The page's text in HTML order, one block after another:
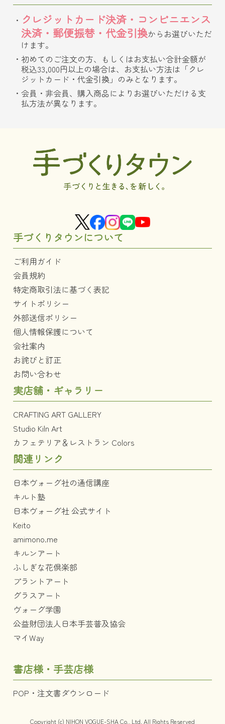
クレジットカード決済・コンビニエンス
決済・郵便振替・代金引換からお選びいただ
けます。
初めてのご注文の方、もしくはお支払い合計金額が
税込33,000円以上の場合は、お支払い方法は「クレ
ジットカード・代金引換」のみとなります。
会員・非会員、購入商品によりお選びいただける支
払方法が異なります。
手づくりタウンについて
ご利用ガイド
会員規約
特定商取引法に基づく表記
サイトポリシー
外部送信ポリシー
個人情報保護について
会社案内
お詫びと訂正
お問い合わせ
実店舗・ギャラリー
CRAFTING ART GALLERY
Studio Kiln Art
カフェテリア＆レストラン Colors
関連リンク
日本ヴォーグ社の通信講座
キルト塾
日本ヴォーグ社 公式サイト
Keito
amimono.me
キルンアート
ふしぎな花倶楽部
プラントアート
グラスアート
ヴォーグ学園
公益財団法人日本手芸普及協会
マイWay
書店様・手芸店様
POP・注文書ダウンロード
Copyright (c) NIHON VOGUE-SHA Co., Ltd. All Rights Reserved